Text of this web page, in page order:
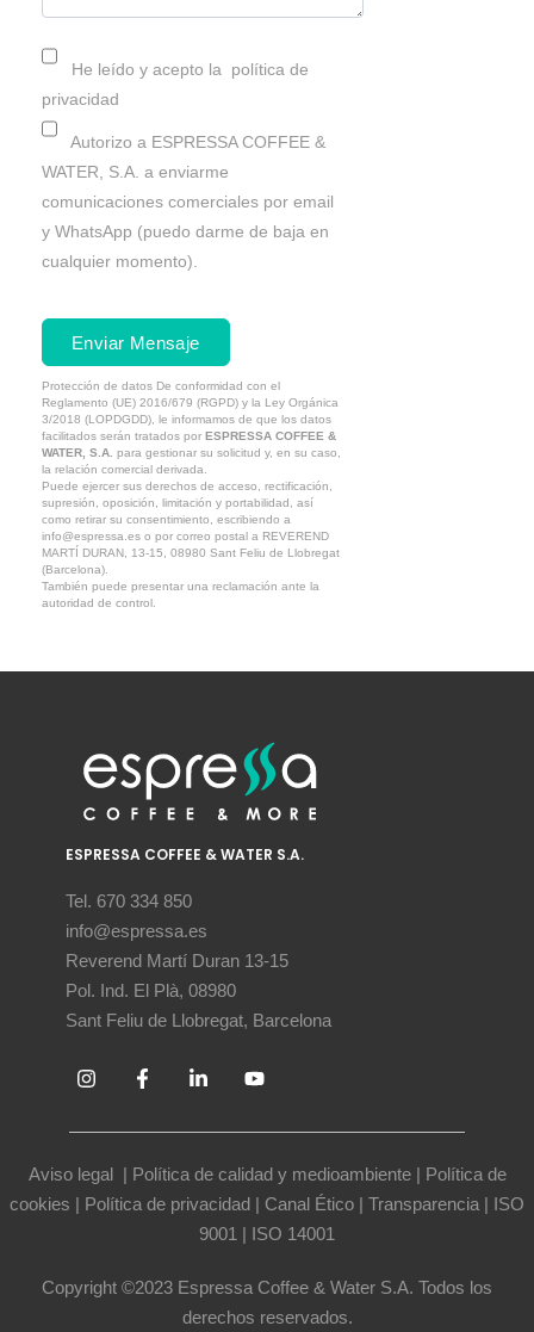
He leído y acepto la política de
privacidad
Autorizo a ESPRESSA COFFEE &
WATER, S.A. a enviarme
comunicaciones comerciales por email
y WhatsApp (puedo darme de baja en
cualquier momento).
Enviar Mensaje
Protección de datos De conformidad con el
Reglamento (UE) 2016/679 (RGPD) y la Ley Orgánica
3/2018 (LOPDGDD), le informamos de que los datos
facilitados serán tratados por ESPRESSA COFFEE &
WATER, S.A. para gestionar su solicitud y, en su caso,
la relación comercial derivada.
Puede ejercer sus derechos de acceso, rectificación,
supresión, oposición, limitación y portabilidad, así
como retirar su consentimiento, escribiendo a
info@espressa.es o por correo postal a REVEREND
MARTÍ DURAN, 13-15, 08980 Sant Feliu de Llobregat
(Barcelona).
También puede presentar una reclamación ante la
autoridad de control.
ESPRESSA COFFEE & WATER S.A.
Tel. 670 334 850
info@espressa.es
Reverend Martí Duran 13-15
Pol. Ind. El Plà, 08980
Sant Feliu de Llobregat, Barcelona
Aviso legal | Política de calidad y medioambiente| Política de
cookies | Política de privacidad | Canal Ético | Transparencia | ISO
9001 | ISO 14001
Copyright ©2023 Espressa Coffee & Water S.A. Todos los
derechos reservados.